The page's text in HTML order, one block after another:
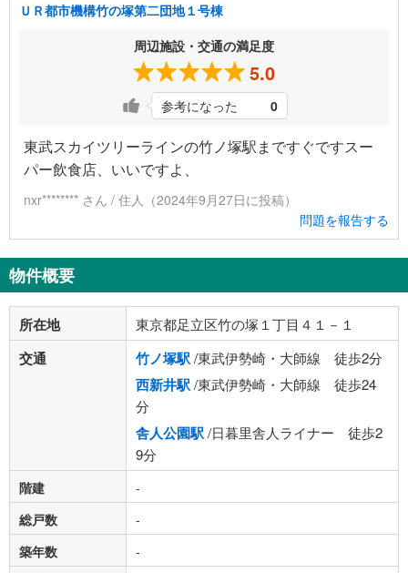
ＵＲ都市機構竹の塚第二団地１号棟
周辺施設・交通の満足度
5.0
参考になった 0
東武スカイツリーラインの竹ノ塚駅まですぐですスー
パー飲食店、いいですよ、
nxr******** さん / 住人（2024年9月27日に投稿）
問題を報告する
物件概要
所在地 東京都足立区竹の塚１丁目４１－１
交通 竹ノ塚駅/東武伊勢崎・大師線 徒歩2分
西新井駅/東武伊勢崎・大師線 徒歩24
分
舎人公園駅/日暮里舎人ライナー 徒歩2
9分
階建
-
総戸数
-
築年数
-